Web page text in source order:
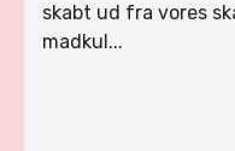
skabt ud fra vores
madkul...